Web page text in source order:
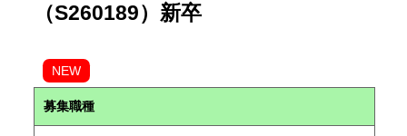
（S260189）新卒
NEW
募集職種